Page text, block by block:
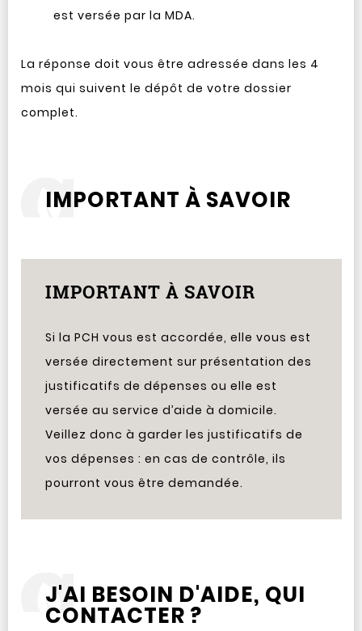
est versée par la MDA.
La réponse doit vous être adressée dans les 4
mois qui suivent le dépôt de votre dossier
complet.
IMPORTANT À SAVOIR
IMPORTANT À SAVOIR
Si la PCH vous est accordée, elle vous est
versée directement sur présentation des
justificatifs de dépenses ou elle est
versée au service d’aide à domicile.
Veillez donc à garder les justificatifs de
vos dépenses : en cas de contrôle, ils
pourront vous être demandée.
J'AI BESOIN D'AIDE, QUI
CONTACTER ?